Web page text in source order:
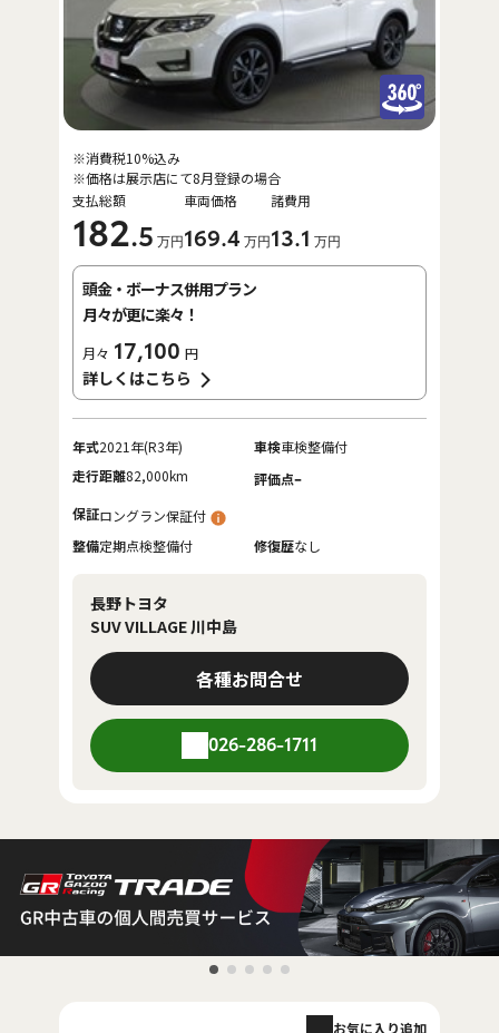
支払総額
182.5 万円
車両価格
169.4 万円
諸費用
13.1 万円
※消費税10%込み
※価格は展示店にて8月登録の場合
頭金・ボーナス併用プラン
月々が更に楽々！
月々 17,100 円
詳しくはこちら
年式2021年(R3年) 車検車検整備付
走行距離82,000km 評価点-
保証ロングラン保証付
整備定期点検整備付 修復歴なし
長野トヨタ
SUV VILLAGE 川中島
各種お問合せ
026-286-1711
お気に入り追加